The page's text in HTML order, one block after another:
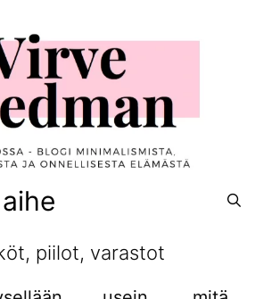
piilot, varastot